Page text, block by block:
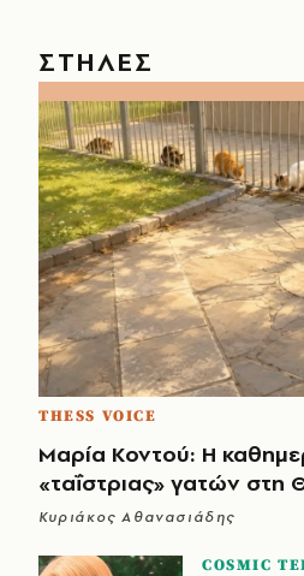
ΣΤΗΛΕΣ
THESS VOICE
Μαρία Κοντού: Η
«ταΐστριας» γατών στη
Κυριάκος Αθανασιάδης
COSMIC